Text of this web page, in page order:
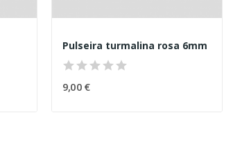
Pulseira turmalina rosa 6mm
9,00 €